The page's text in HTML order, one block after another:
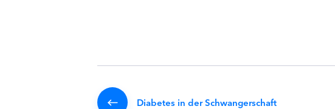
Diabetes in der Schwangerschaft